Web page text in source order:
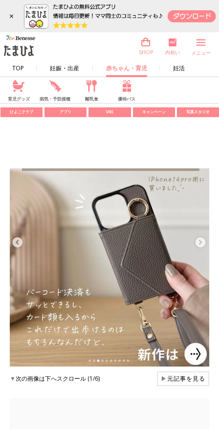
×
TOP 妊娠・出産 赤ちゃん・育児 妊活
SHOP 内祝い メニュー
育児グッズ 病気・予防接種 離乳食 優待パス
ひよこクラブ アプリ SNS キャンペーン 写真スタジオ
▼次の画像は下へスクロール (1/6) ▶元記事を見る